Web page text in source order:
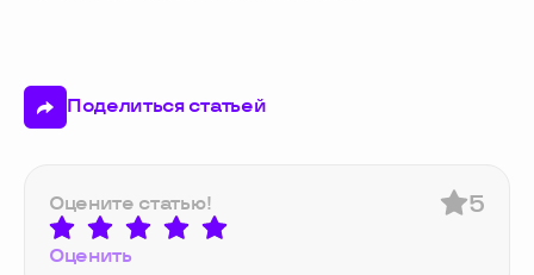
Поделиться статьей
Оцените статью!
Оценить
5